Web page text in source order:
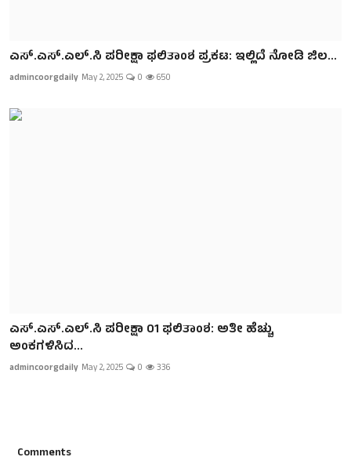
ಎಸ್.ಎಸ್.ಎಲ್.ಸಿ ಪರೀಕ್ಷಾ ಫಲಿತಾಂಶ ಪ್ರಕಟ: ಇಲ್ಲಿದೆ ನೋಡಿ ಜಿಲ...
admincoorgdaily May 2, 2025 0 650
ಎಸ್.ಎಸ್.ಎಲ್.ಸಿ ಪರೀಕ್ಷಾ 01 ಫಲಿತಾಂಶ: ಅತೀ ಹೆಚ್ಚು
ಅಂಕಗಳಿಸಿದ...
admincoorgdaily May 2, 2025 0 336